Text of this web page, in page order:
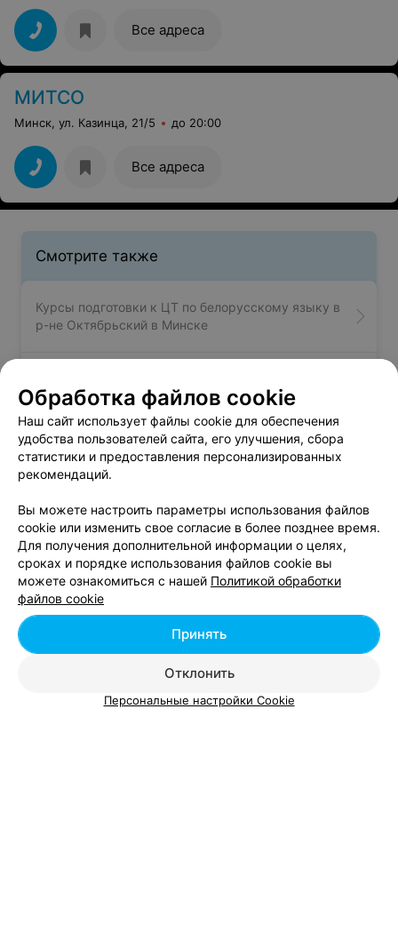
Все адреса
МИТСО
Минск, ул. Казинца, 21/5 до 20:00
Все адреса
Смотрите также
Курсы подготовки к ЦТ по белорусскому языку в
р-не Октябрьский в Минске
Октябрьский в Минске
Курсы подготовки к ЦТ по химии в р-не
Октябрьский в Минске
Добавить компанию
Добавить специалиста
Обработка файлов cookie
Наш сайт использует файлы cookie для обеспечения
удобства пользователей сайта, его улучшения, сбора
статистики и предоставления персонализированных
рекомендаций.
Вы можете настроить параметры использования файлов
cookie или изменить свое согласие в более позднее время.
Для получения дополнительной информации о целях,
сроках и порядке использования файлов cookie вы
можете ознакомиться с нашей Политикой обработки
файлов cookie
Отклонить
Принять
Персональные настройки Cookie